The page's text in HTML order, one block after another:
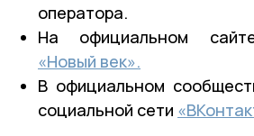
оператора.
На официальном
«Новый век».
В официальном
социальной сети